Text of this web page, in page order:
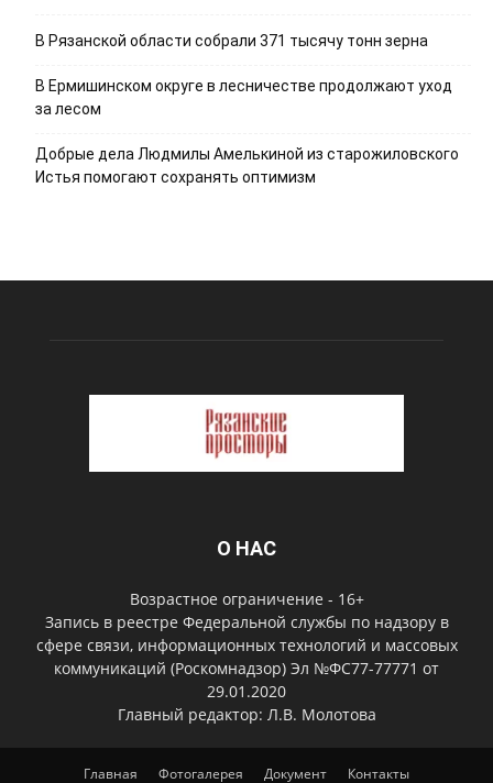
В Рязанской области собрали 371 тысячу тонн зерна
В Ермишинском округе в лесничестве продолжают уход
за лесом
Добрые дела Людмилы Амелькиной из старожиловского
Истья помогают сохранять оптимизм
О НАС
Возрастное ограничение - 16+
Запись в реестре Федеральной службы по надзору в
сфере связи, информационных технологий и массовых
коммуникаций (Роскомнадзор) Эл №ФС77-77771 от
29.01.2020
Главный редактор: Л.В. Молотова
Главная Фотогалерея Документ Контакты